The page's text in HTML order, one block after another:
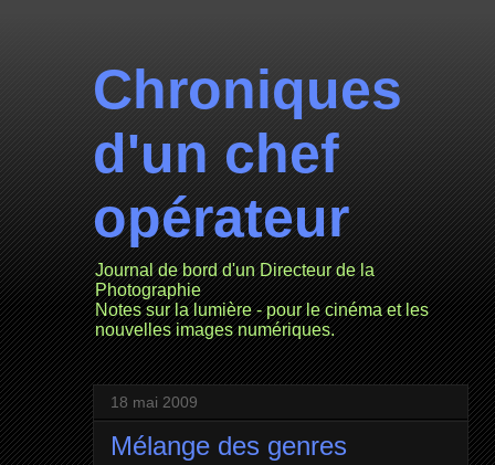
Chroniques
d'un chef
opérateur
Journal de bord d'un Directeur de la
Photographie
Notes sur la lumière - pour le cinéma et les
nouvelles images numériques.
18 mai 2009
Mélange des genres